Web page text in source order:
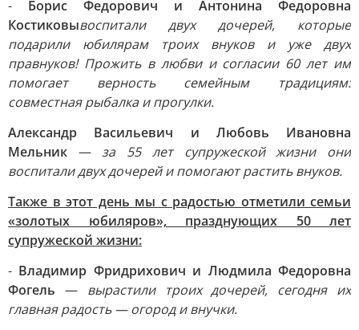
- Борис Федорович и Антонина Федоровна
Костиковывоспитали двух дочерей, которые
подарили юбилярам троих внуков и уже двух
правнуков! Прожить в любви и согласии 60 лет им
помогает верность семейным традициям:
совместная рыбалка и прогулки.
Александр Васильевич и Любовь Ивановна
Мельник —за 55 лет супружеской жизни они
воспитали двух дочерей и помогают растить внуков.
Также в этот день мы с радостью отметили семьи
«золотых юбиляров», празднующих 50 лет
супружеской жизни:
- Владимир Фридрихович и Людмила Федоровна
Фогель —вырастили троих дочерей, сегодня их
главная радость — огород и внучки.